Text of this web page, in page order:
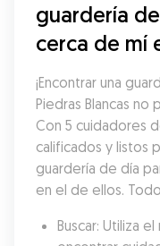
guardería
cerca de mí
¡Encontrar una
Piedras Blancas no
Con 5 cuidadores
calificados y listos
guardería de día
en el de ellos.
Buscar: Utiliza